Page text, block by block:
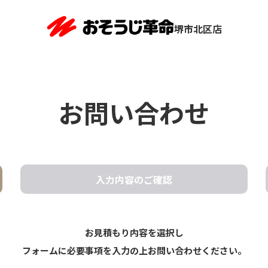
堺市北区店
お問い合わせ
入力内容のご確認
お見積もり内容を選択し
フォームに必要事項を入力の上お問い合わせください。